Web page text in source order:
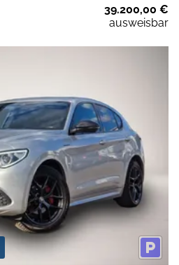
39.200,00 €
ausweisbar